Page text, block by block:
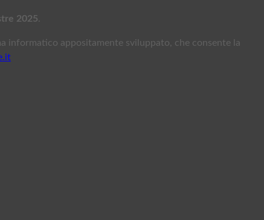
2025.
informatico appositamente sviluppato, che consente la